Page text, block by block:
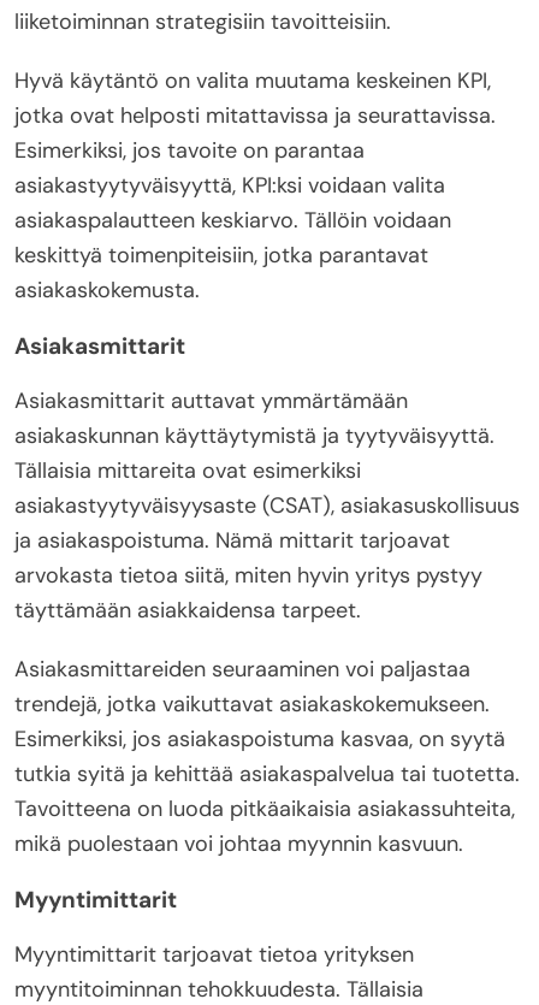
liiketoiminnan strategisiin tavoitteisiin.
Hyvä käytäntö on valita muutama keskeinen KPI,
jotka ovat helposti mitattavissa ja seurattavissa.
Esimerkiksi, jos tavoite on parantaa
asiakastyytyväisyyttä, KPI:ksi voidaan valita
asiakaspalautteen keskiarvo. Tällöin voidaan
keskittyä toimenpiteisiin, jotka parantavat
asiakaskokemusta.
Asiakasmittarit
Asiakasmittarit auttavat ymmärtämään
asiakaskunnan käyttäytymistä ja tyytyväisyyttä.
Tällaisia mittareita ovat esimerkiksi
asiakastyytyväisyysaste (CSAT), asiakasuskollisuus
ja asiakaspoistuma. Nämä mittarit tarjoavat
arvokasta tietoa siitä, miten hyvin yritys pystyy
täyttämään asiakkaidensa tarpeet.
Asiakasmittareiden seuraaminen voi paljastaa
trendejä, jotka vaikuttavat asiakaskokemukseen.
Esimerkiksi, jos asiakaspoistuma kasvaa, on syytä
tutkia syitä ja kehittää asiakaspalvelua tai tuotetta.
Tavoitteena on luoda pitkäaikaisia asiakassuhteita,
mikä puolestaan voi johtaa myynnin kasvuun.
Myyntimittarit
Myyntimittarit tarjoavat tietoa yrityksen
myyntitoiminnan tehokkuudesta. Tällaisia